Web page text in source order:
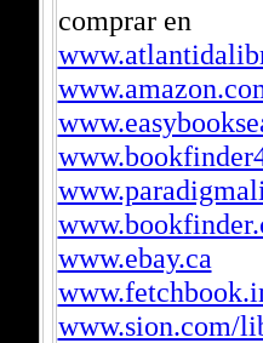
comprar en
www.ebay.ca
www.sion.com/